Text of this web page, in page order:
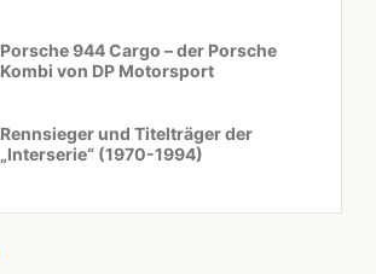
Porsche 944 Cargo – der Porsche
Kombi von DP Motorsport
Rennsieger und Titelträger der
„Interserie“ (1970-1994)